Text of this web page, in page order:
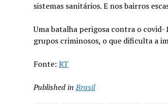
sistemas sanitários. E nos bairros
Uma batalha perigosa contra o
grupos criminosos, o que dificulta a
Fonte: RT
Published in Brasil